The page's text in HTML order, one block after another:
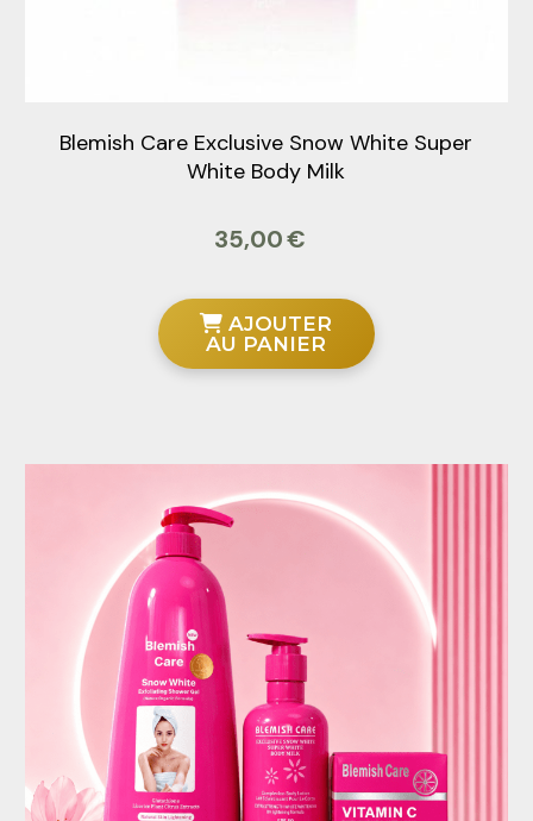
Blemish Care Exclusive Snow White Super
White Body Milk
35,00€
AJOUTER
AU PANIER